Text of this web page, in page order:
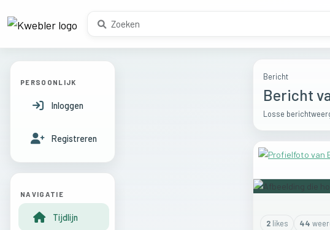
Bericht
Bericht
Losse
2likes 44
PERSOONLIJK
Inloggen
Registreren
NAVIGATIE
Tijdlijn